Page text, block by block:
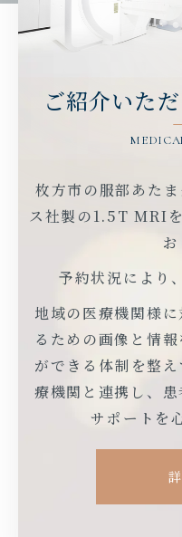
ご紹介いただ
枚方市の服部あた
ス社製の1.5T MRI
お
予約状況により
地域の医療機関様
るための画像と情報
ができる体制を整
療機関と連携し、患
サポートを